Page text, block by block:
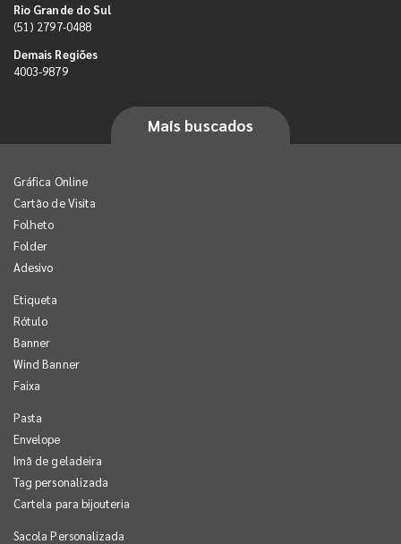
Rio Grande do Sul
(51) 2797-0488
Demais Regiões
4003-9879
Mais buscados
Gráfica Online
Cartão de Visita
Folheto
Folder
Adesivo
Etiqueta
Rótulo
Banner
Wind Banner
Faixa
Pasta
Envelope
Imã de geladeira
Tag personalizada
Cartela para bijouteria
Sacola Personalizada